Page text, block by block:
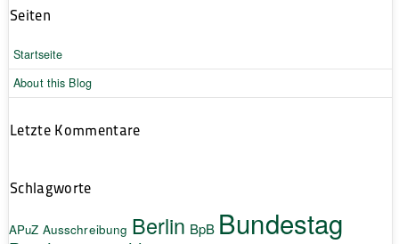
Seiten
Startseite
About this Blog
Letzte Kommentare
Schlagworte
APuZ Ausschreibung Berlin BpB Bundestag